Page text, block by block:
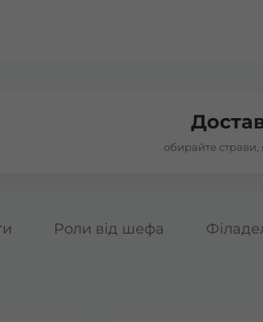
обирайте
Роли від шефа